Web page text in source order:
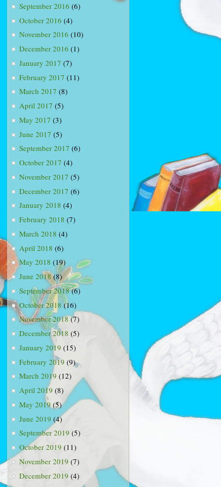
September 2016 (6)
October 2016 (4)
November 2016 (10)
December 2016 (1)
January 2017 (7)
February 2017 (11)
March 2017 (8)
April 2017 (5)
May 2017 (3)
June 2017 (5)
September 2017 (6)
October 2017 (4)
November 2017 (5)
December 2017 (6)
January 2018 (4)
February 2018 (7)
March 2018 (4)
April 2018 (6)
May 2018 (19)
June 2018(8)
September 2018(6)
October 2018(16)
November 2018(7)
December 2018 (5)
January 2019 (15)
February 2019 (9)
March 2019 (12)
April 2019 (8)
May 2019(5)
June 2019 (4)
September 2019 (5)
October 2019 (11)
November 2019 (7)
December 2019 (4)